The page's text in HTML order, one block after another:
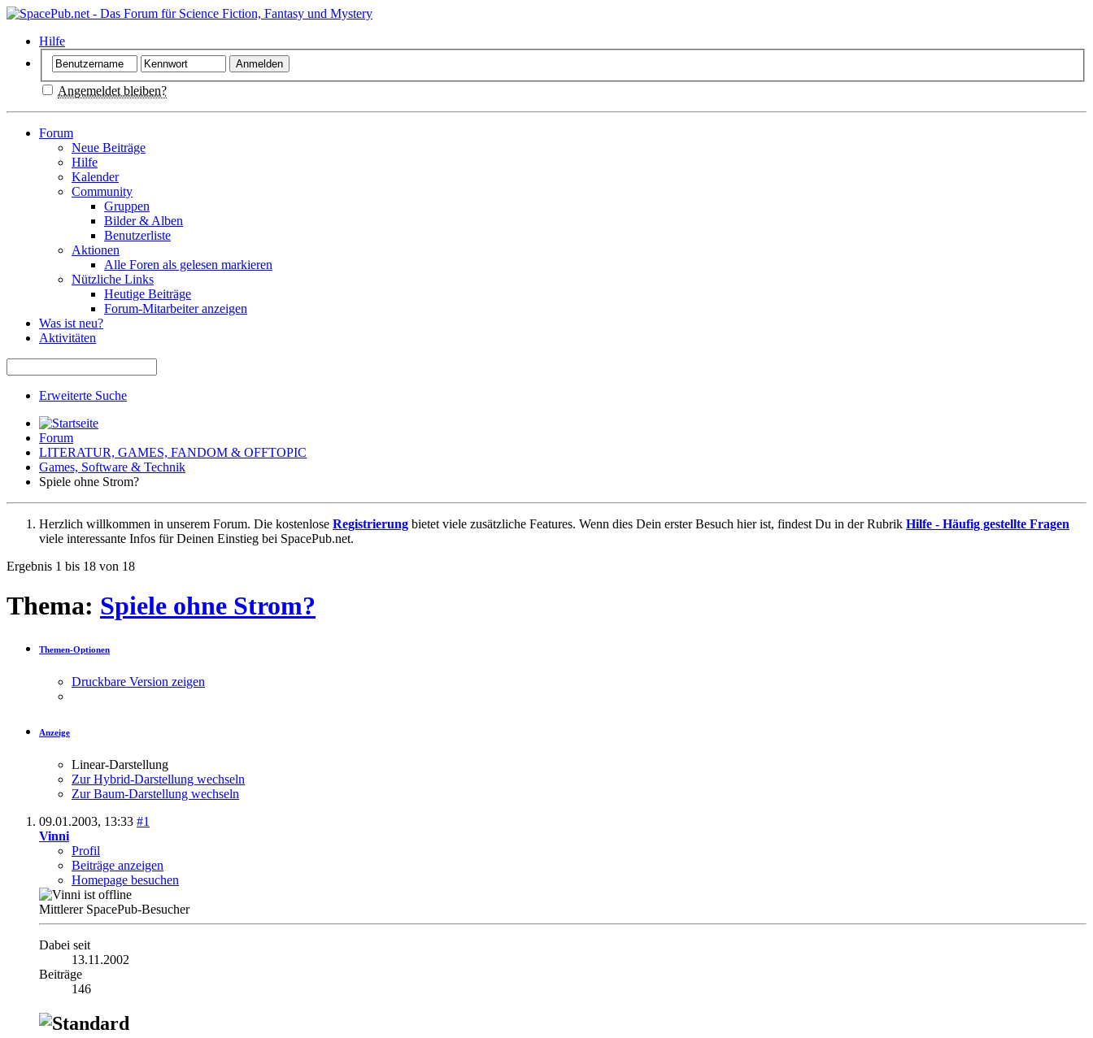
Hilfe
Angemeldet bleiben?
Forum
Neue Beiträge
Hilfe
Kalender
Community
Gruppen
Bilder & Alben
Benutzerliste
Aktionen
Alle Foren als gelesen markieren
Nützliche Links
Heutige Beiträge
Forum-Mitarbeiter anzeigen
Was ist neu?
Aktivitäten
Erweiterte Suche
Forum
LITERATUR, GAMES, FANDOM & OFFTOPIC
Games, Software & Technik
Spiele ohne Strom?
Herzlich willkommen in unserem Forum. Die kostenlose Registrierung bietet viele zusätzliche Features. Wenn dies Dein erster Besuch hier ist, findest Du in der Rubrik Hilfe - Häufig gestellte Fragen
viele interessante Infos für Deinen Einstieg bei SpacePub.net.
Ergebnis 1 bis 18 von 18
Thema: Spiele ohne Strom?
Themen-Optionen
Druckbare Version zeigen
Anzeige
Linear-Darstellung
Zur Hybrid-Darstellung wechseln
Zur Baum-Darstellung wechseln
09.01.2003, 13:33 #1
Vinni
Profil
Beiträge anzeigen
Homepage besuchen
Mittlerer SpacePub-Besucher
Dabei seit
13.11.2002
Beiträge
146